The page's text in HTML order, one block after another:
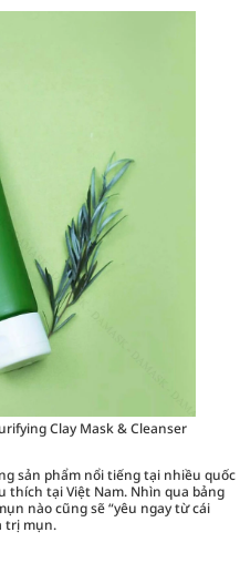
Clay Mask & Cleanser
sản phẩm nổi tiếng tại nhiều quốc
thích tại Việt Nam. Nhìn qua bảng
nào cũng sẽ “yêu ngay từ cái
trị mụn.